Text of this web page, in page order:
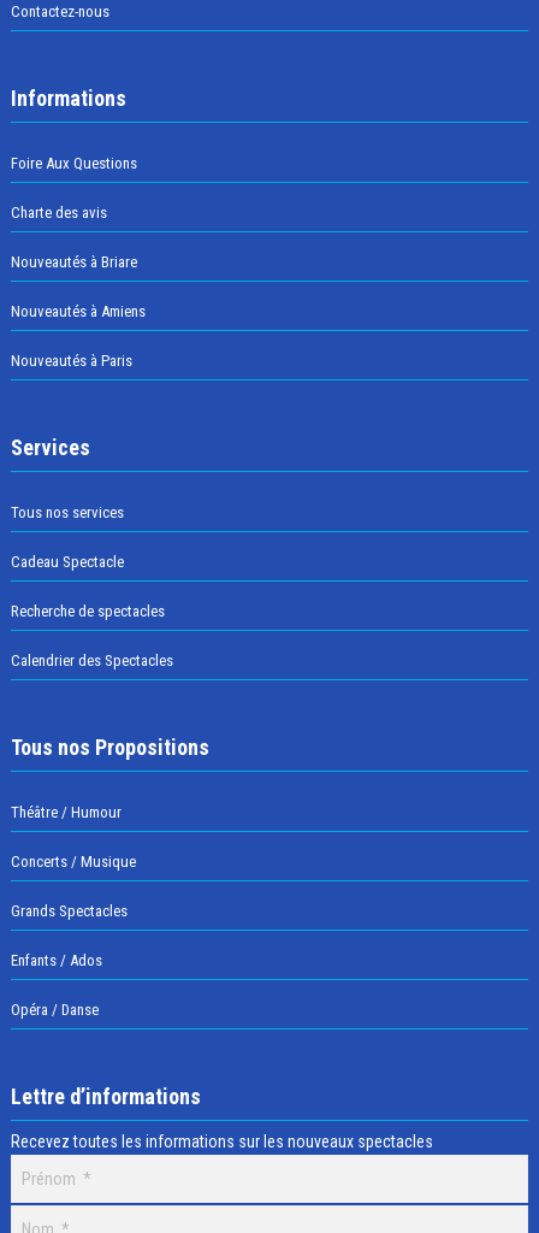
Contactez-nous
Informations
Foire Aux Questions
Charte des avis
Nouveautés à Briare
Nouveautés à Amiens
Nouveautés à Paris
Services
Tous nos services
Cadeau Spectacle
Recherche de spectacles
Calendrier des Spectacles
Tous nos Propositions
Théâtre / Humour
Concerts / Musique
Grands Spectacles
Enfants / Ados
Opéra / Danse
Lettre d’informations
Recevez toutes les informations sur les nouveaux spectacles